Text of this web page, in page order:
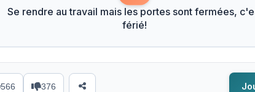
Se rendre au travail mais les portes sont fermées,
férié!
566 376